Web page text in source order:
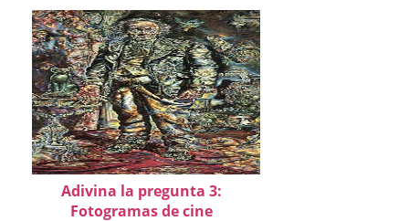
Adivina la pregunta 3:
Fotogramas de cine